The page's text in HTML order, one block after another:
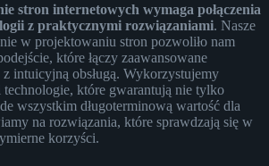
stron internetowych wymaga połączenia
z praktycznymi rozwiązaniami. Nasze
w projektowaniu stron pozwoliło nam
które łączy zaawansowane
intuicyjną obsługą. Wykorzystujemy
technologie, które gwarantują nie tylko
wszystkim długoterminową wartość dla
na rozwiązania, które sprawdzają się w
korzyści.